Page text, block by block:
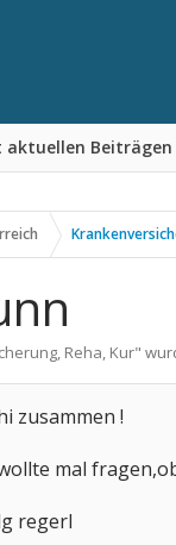
aktuellen Beiträgen
Reha, Kur"
zusammen !
mal
regerl